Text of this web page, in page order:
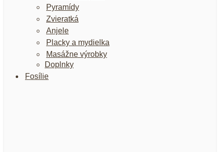
Pyramídy
Zvieratká
Anjele
Placky a mydielka
Masážne výrobky
Doplnky
Fosílie